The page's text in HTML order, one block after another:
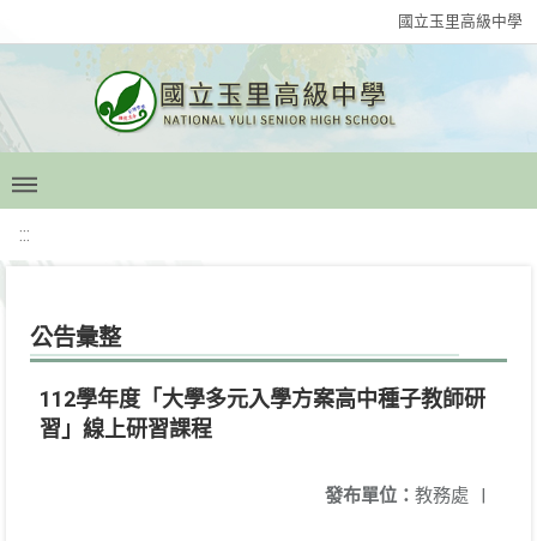
國立玉里高級中學
:::
公告彙整
112學年度「大學多元入學方案高中種子教師研
習」線上研習課程
發布單位： 教務處 |